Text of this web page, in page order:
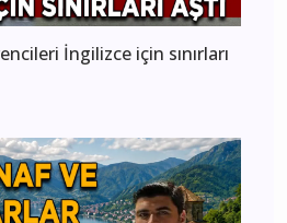
İngilizce için sınırları